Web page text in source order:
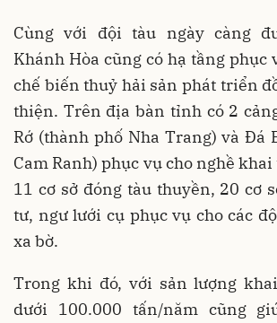
Cùng với đội tàu ngày càng
Khánh Hòa cũng có hạ tầng phục
chế biến thuỷ hải sản phát triển
thiện. Trên địa bàn tỉnh có 2
Rớ (thành phố Nha Trang) và Đá
Cam Ranh) phục vụ cho nghề khai
11 cơ sở đóng tàu thuyền, 20 cơ
tư, ngư lưới cụ phục vụ cho các
xa bờ.
Trong khi đó, với sản lượng
dưới 100.000 tấn/năm cũng